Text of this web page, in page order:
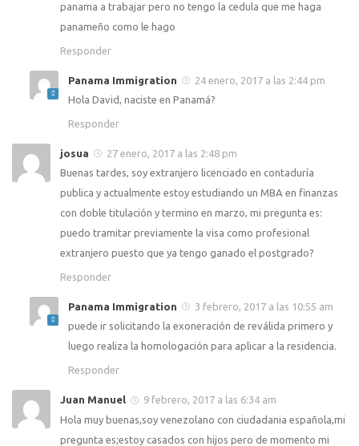
panama a trabajar pero no tengo la cedula que me haga
panameño como le hago
Responder
Panama Immigration
24 enero, 2017 a las 2:44 pm
Hola David, naciste en Panamá?
Responder
josua
27 enero, 2017 a las 2:48 pm
Buenas tardes, soy extranjero licenciado en contaduría
publica y actualmente estoy estudiando un MBA en finanzas
con doble titulación y termino en marzo, mi pregunta es:
puedo tramitar previamente la visa como profesional
extranjero puesto que ya tengo ganado el postgrado?
Responder
Panama Immigration
3 febrero, 2017 a las 10:55 am
puede ir solicitando la exoneración de reválida primero y
luego realiza la homologación para aplicar a la residencia.
Responder
Juan Manuel
9 febrero, 2017 a las 6:34 am
Hola muy buenas,soy venezolano con ciudadania española,mi
pregunta es;estoy casados con hijos pero de momento mi